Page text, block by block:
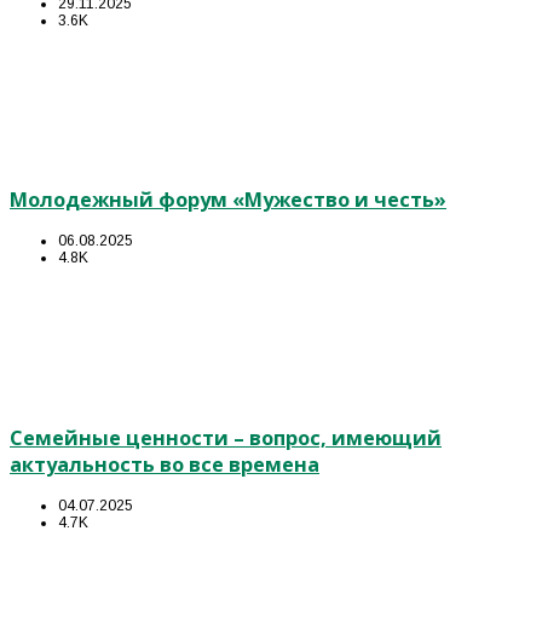
3.6K
Молодежный форум «Мужество и честь»
06.08.2025
4.8K
Семейные ценности – вопрос, имеющий
актуальность во все времена
04.07.2025
4.7K